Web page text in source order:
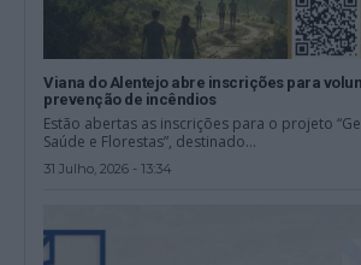
Viana do Alentejo abre inscrições para
prevenção de incêndios
Estão abertas as inscrições para o projeto
Saúde e Florestas”, destinado...
31 Julho, 2026 - 13:34